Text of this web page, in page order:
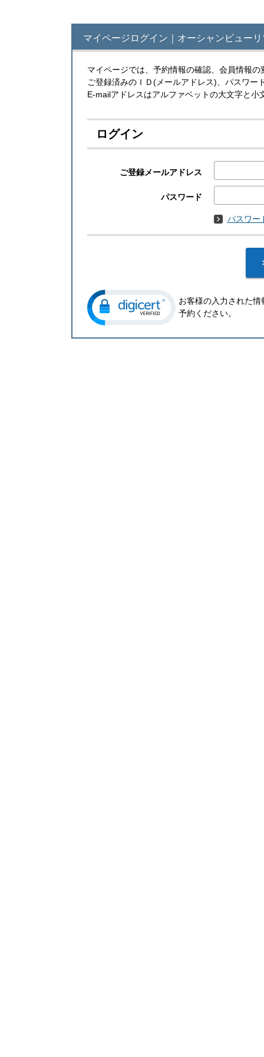
マイページログイン｜オーシャンビュー
マイページでは、予約情報の確認、会員情報
ご登録済みのＩＤ(メールアドレス)、パスワー
E-mailアドレスはアルファベットの大文字と
ログイン
ご登録メールアドレス
パスワード
パスワー
お客様の入力された
予約ください。